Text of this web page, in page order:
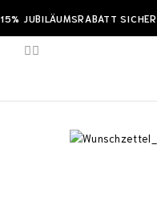
15% JUBILÄUMSRABATT